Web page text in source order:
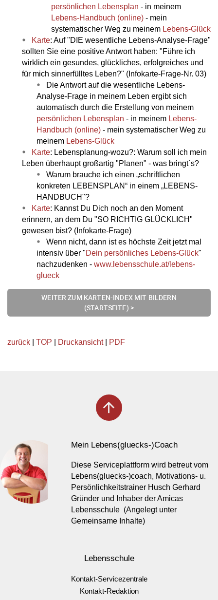
persönlichen Lebensplan - in meinem
Lebens-Handbuch (online) - mein
systematischer Weg zu meinem Lebens-Glück
Karte: Auf "DIE wesentliche Lebens-Analyse-Frage"
sollten Sie eine positive Antwort haben: "Führe ich
wirklich ein gesundes, glückliches, erfolgreiches und
für mich sinnerfülltes Leben?" (Infokarte-Frage-Nr. 03)
Die Antwort auf die wesentliche Lebens-
Analyse-Frage in meinem Leben ergibt sich
automatisch durch die Erstellung von meinem
persönlichen Lebensplan - in meinem Lebens-
Handbuch (online) - mein systematischer Weg zu
meinem Lebens-Glück
Karte: Lebensplanung-wozu?: Warum soll ich mein
Leben überhaupt großartig "Planen" - was bringt`s?
Warum brauche ich einen „schriftlichen
konkreten LEBENSPLAN“ in einem „LEBENS-
HANDBUCH"?
Karte: Kannst Du Dich noch an den Moment
erinnern, an dem Du "SO RICHTIG GLÜCKLICH"
gewesen bist? (Infokarte-Frage)
Wenn nicht, dann ist es höchste Zeit jetzt mal
intensiv über "Dein persönliches Lebens-Glück"
nachzudenken - www.lebensschule.at/lebens-
glueck
WEITER ZUM KARTEN-INDEX MIT BILDERN
(STARTSEITE) >
zurück TOP Druckansicht| PDF
arrow_upward
Mein Lebens(gluecks-)Coach
Diese Serviceplattform wird betreut vom
Lebens(gluecks-)coach, Motivations- u.
Persönlichkeitstrainer Husch Gerhard
Gründer und Inhaber der Amicas
Lebensschule (Angelegt unter
Gemeinsame Inhalte)
Lebensschule
Kontakt-Servicezentrale
Kontakt-Redaktion